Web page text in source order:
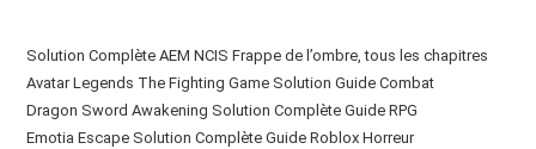
Solution Complète AEM NCIS Frappe de l’ombre, tous les chapitres
Avatar Legends The Fighting Game Solution Guide Combat
Dragon Sword Awakening Solution Complète Guide RPG
Emotia Escape Solution Complète Guide Roblox Horreur